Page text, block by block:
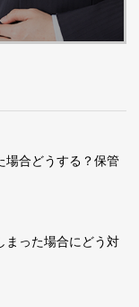
場合どうする？保管
まった場合にどう対